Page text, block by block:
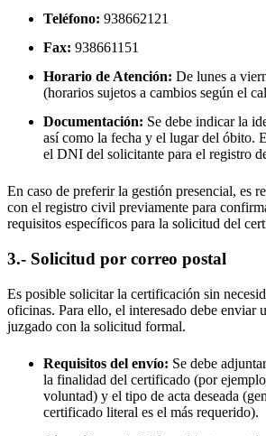
Teléfono: 938662121
Fax: 938661151
Horario de Atención: De lunes a
(horarios sujetos a cambios según el
Documentación: Se debe indicar la
así como la fecha y el lugar del óbito.
el DNI del solicitante para el registro
En caso de preferir la gestión presencial, es
con el registro civil previamente para
requisitos específicos para la solicitud del
3.- Solicitud por correo postal
Es posible solicitar la certificación sin
oficinas. Para ello, el interesado debe enviar
juzgado con la solicitud formal.
Requisitos del envío: Se debe
la finalidad del certificado (por
voluntad) y el tipo de acta deseada
certificado literal es el más requerido).